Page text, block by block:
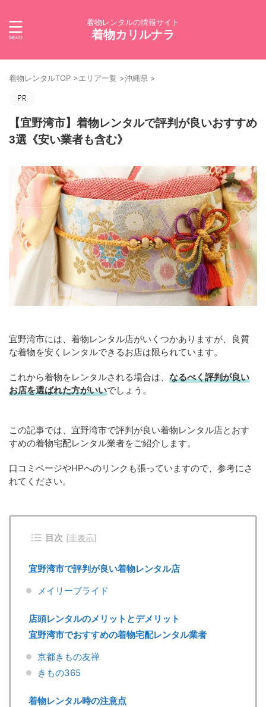
着物レンタルの情報サイト
着物カリルナラ
着物レンタルTOP >エリア一覧 >沖縄県 >
【宜野湾市】着物レンタルで評判が良いおすすめ
3選《安い業者も含む》
宜野湾市には、着物レンタル店がいくつかありますが、良質
な着物を安くレンタルできるお店は限られています。
これから着物をレンタルされる場合は、 なるべく評判が良い
お店を選ばれた方がいいでしょう。
この記事では、宜野湾市で評判が良い着物レンタル店とおす
すめの着物宅配レンタル業者をご紹介します。
口コミページやHPへのリンクも張っていますので、参考にさ
れてください。
目次 [非表示]
宜野湾市で評判が良い着物レンタル店
メイリーブライド
店頭レンタルのメリットとデメリット
宜野湾市でおすすめの着物宅配レンタル業者
京都きもの友禅
きもの365
着物レンタル時の注意点